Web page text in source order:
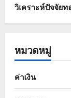
วิเคราะห์ปัจจัย
หมวดหมู่
ค่าเงิน